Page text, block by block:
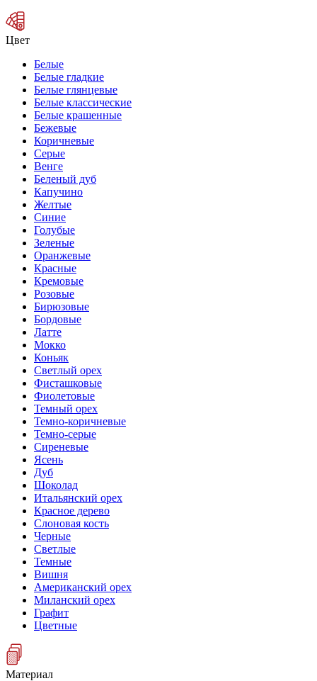
Цвет
Белые
Белые гладкие
Белые глянцевые
Белые классические
Белые крашенные
Бежевые
Коричневые
Серые
Венге
Беленый дуб
Капучино
Желтые
Синие
Голубые
Зеленые
Оранжевые
Красные
Кремовые
Розовые
Бирюзовые
Бордовые
Латте
Мокко
Коньяк
Светлый орех
Фисташковые
Фиолетовые
Темный орех
Темно-коричневые
Темно-серые
Сиреневые
Ясень
Дуб
Шоколад
Итальянский орех
Красное дерево
Слоновая кость
Черные
Светлые
Темные
Вишня
Американский орех
Миланский орех
Графит
Цветные
Материал